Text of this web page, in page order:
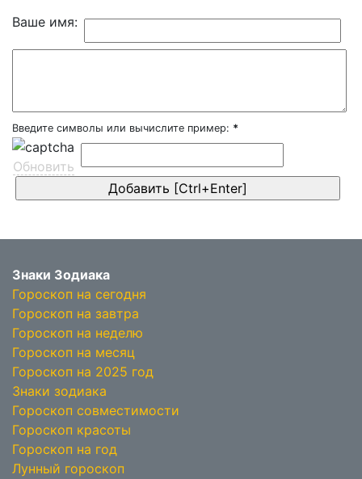
Ваше имя:
Введите символы или вычислите пример: *
Обновить
Знаки Зодиака
Гороскоп на сегодня
Гороскоп на завтра
Гороскоп на неделю
Гороскоп на месяц
Гороскоп на 2025 год
Знаки зодиака
Гороскоп совместимости
Гороскоп красоты
Гороскоп на год
Лунный гороскоп